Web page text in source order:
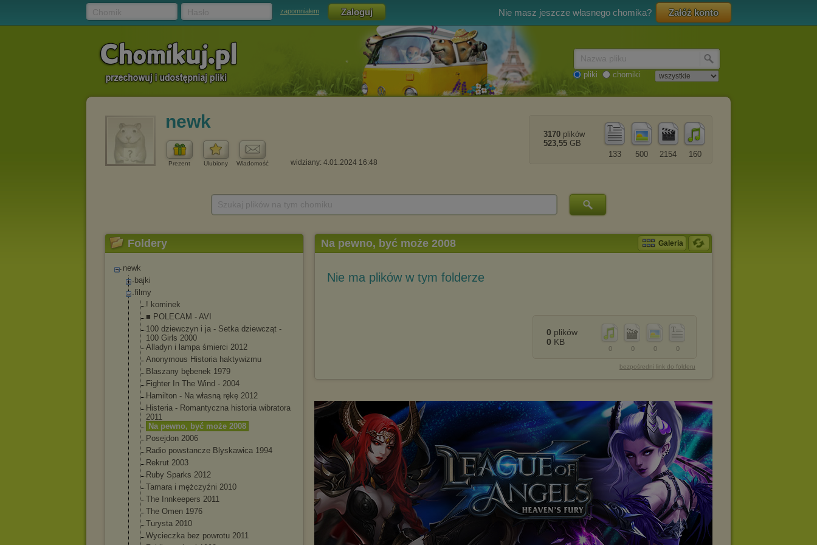
zapomniałem Nie masz jeszcze własnego chomika? Załóż konto
pliki chomiki
newk
Prezent Ulubiony Wiadomość widziany: 4.01.2024 16:48
160
2154
500
133
3170 plików
523,55 GB
Foldery
newk
bajki
filmy
! kominek
■ POLECAM - AVI
100 dziewczyn i ja - Setka dziewcząt -
100 Girls 2000
Alladyn i lampa śmierci 2012
Anonymous Historia haktywizmu
Blaszany bębenek 1979
Fighter In The Wind - 2004
Hamilton - Na własną rękę 2012
Histeria - Romantyczna historia wibratora
2011
Na pewno, być może 2008
Posejdon 2006
Radio powstancze Blyskawica 1994
Rekrut 2003
Ruby Sparks 2012
Tamara i mężczyźni 2010
The Innkeepers 2011
The Omen 1976
Turysta 2010
Wycieczka bez powrotu 2011
Na pewno, być może 2008 Galeria
Nie ma plików w tym folderze
0
0
0
0
0 plików
0 KB
bezpośredni link do folderu